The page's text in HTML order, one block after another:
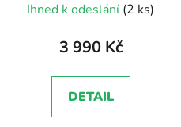
Ihned k odeslání (2 ks)
3 990 Kč
DETAIL